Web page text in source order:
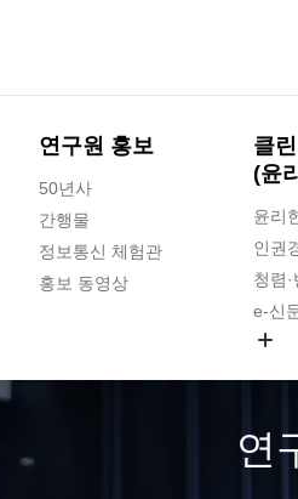
연구원 홍보
50년사
간행물
정보통신 체험관
홍보 동영상
클
(윤
윤리
인권
청렴
e-신
고객
수의
연